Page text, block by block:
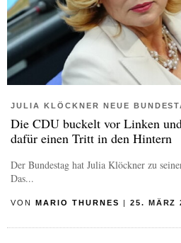
JULIA KLÖCKNER NEUE
Die CDU buckelt vor Linken
dafür einen Tritt in den Hintern
Der Bundestag hat Julia Klöckner zu
Das...
VON MARIO THURNES | 25. MÄRZ